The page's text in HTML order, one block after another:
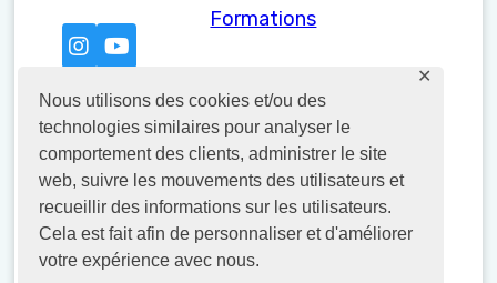
Nous utilisons des cookies et/ou des
technologies similaires pour analyser le
comportement des clients, administrer le site
web, suivre les mouvements des utilisateurs et
recueillir des informations sur les utilisateurs.
Cela est fait afin de personnaliser et d'améliorer
votre expérience avec nous.
✕
Formations
Formation paramoteur décollage à
pieds
Formation paramoteur décollage
chariot
Bi-place / emport passager